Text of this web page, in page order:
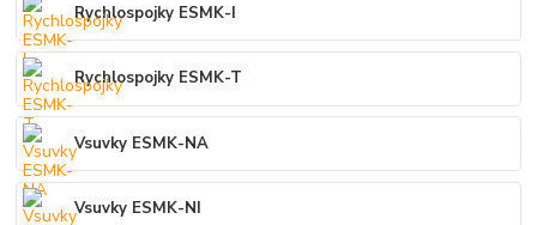
Rychlospojky ESMK-I
Rychlospojky ESMK-T
Vsuvky ESMK-NA
Vsuvky ESMK-NI